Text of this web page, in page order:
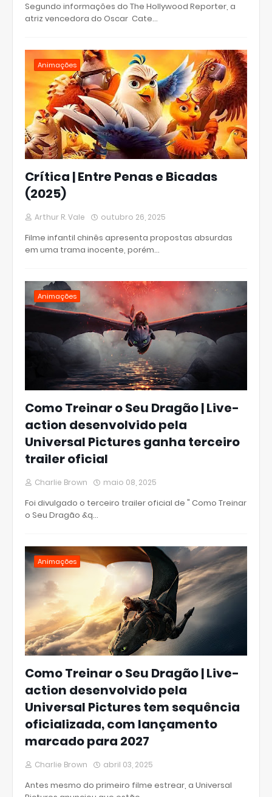
Segundo informações do The Hollywood Reporter, a
atriz vencedora do Oscar Cate…
Animações
Crítica | Entre Penas e Bicadas
(2025)
Arthur R. Vale outubro 26, 2025
Filme infantil chinês apresenta propostas absurdas
em uma trama inocente, porém…
Animações
Como Treinar o Seu Dragão | Live-
action desenvolvido pela
Universal Pictures ganha terceiro
trailer oficial
Charlie Brown maio 08, 2025
Foi divulgado o terceiro trailer oficial de " Como Treinar
o Seu Dragão &q…
Animações
Como Treinar o Seu Dragão | Live-
action desenvolvido pela
Universal Pictures tem sequência
oficializada, com lançamento
marcado para 2027
Charlie Brown abril 03, 2025
Antes mesmo do primeiro filme estrear, a Universal